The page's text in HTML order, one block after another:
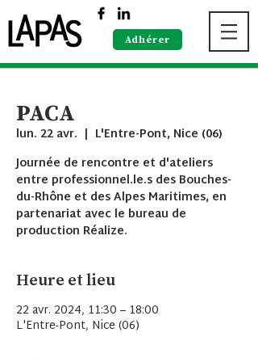
Adhérer
PACA
lun. 22 avr.
  |
L'Entre-Pont, Nice (06)
Journée de rencontre et d'ateliers
entre professionnel.le.s des Bouches-
du-Rhône et des Alpes Maritimes, en
partenariat avec le bureau de
production Réalize.
Heure et lieu
22 avr. 2024, 11:30 – 18:00
L'Entre-Pont, Nice (06)